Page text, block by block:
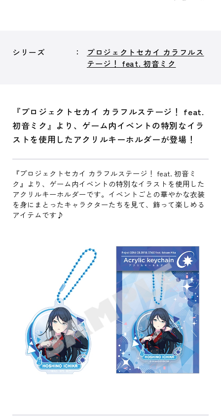
シリーズ
プロジェクトセカイ カラフルス
テージ！ feat. 初音ミク
『プロジェクトセカイ カラフルステージ！ feat.
初音ミク』より、ゲーム内イベントの特別なイラ
ストを使用したアクリルキーホルダーが登場！
『プロジェクトセカイ カラフルステージ！ feat. 初音ミ
ク』より、ゲーム内イベントの特別なイラストを使用した
アクリルキーホルダーです。イベントごとの華やかな衣装
を身にまとったキャラクターたちを見て、飾って楽しめる
アイテムです♪